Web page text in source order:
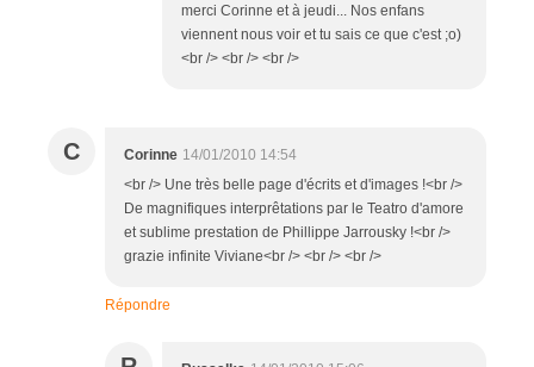
merci Corinne et à jeudi... Nos enfans
viennent nous voir et tu sais ce que c'est ;o)
<br /> <br /> <br />
C Corinne 14/01/2010 14:54
<br /> Une très belle page d'écrits et d'images !<br />
De magnifiques interprêtations par le Teatro d'amore
et sublime prestation de Phillippe Jarrousky !<br />
grazie infinite Viviane<br /> <br /> <br />
Répondre